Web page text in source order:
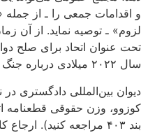
و اقدامات جمعی را ـ از
لزوم» ـ توصیه نماید. از آن
تحت عنوان اتحاد برای صلح
سال ۲۰۲۲ میلادی درباره‌ جنگ اوکراین بوده است.
دیوان بین‌المللی دادگستری
کوزوو، وزن حقوقی قطعنامه
بند ۴۰۳ مراجعه کنید).